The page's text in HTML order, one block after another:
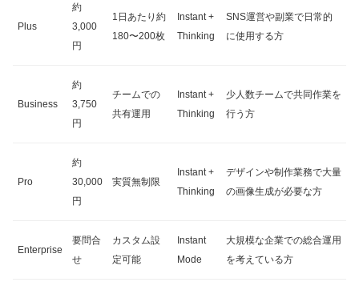
Plus
約
3,000
円
1日あたり約
180〜200枚
Instant +
Thinking
SNS運営や副業で日常的
に使用する方
Business
約
3,750
円
チームでの
共有運用
Instant +
Thinking
少人数チームで共同作業を
行う方
Pro
約
30,000
円
実質無制限
Instant +
Thinking
デザインや制作業務で大量
の画像生成が必要な方
Enterprise
要問合
せ
カスタム設
定可能
Instant
Mode
大規模な企業での総合運用
を考えている方